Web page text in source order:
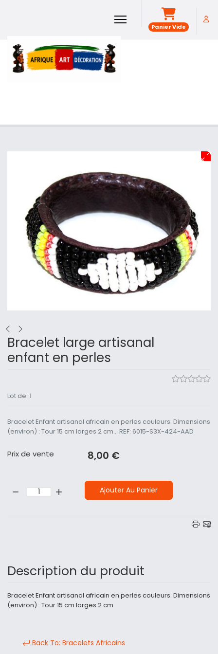
Panier Vide
Bracelet large artisanal
enfant en perles
Lot de 1
Bracelet Enfant artisanal africain en perles couleurs. Dimensions
(environ) : Tour 15 cm larges 2 cm... REF: 6015-S3X-424-AAD
Prix ​​de vente 8,00 €
Ajouter Au Panier
Description du produit
Bracelet Enfant artisanal africain en perles couleurs. Dimensions
(environ) : Tour 15 cm larges 2 cm
Back To: Bracelets Africains